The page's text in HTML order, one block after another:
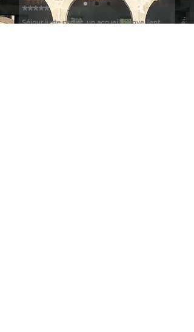
*****
Séjour juste parfait, un accueil bienveillant,